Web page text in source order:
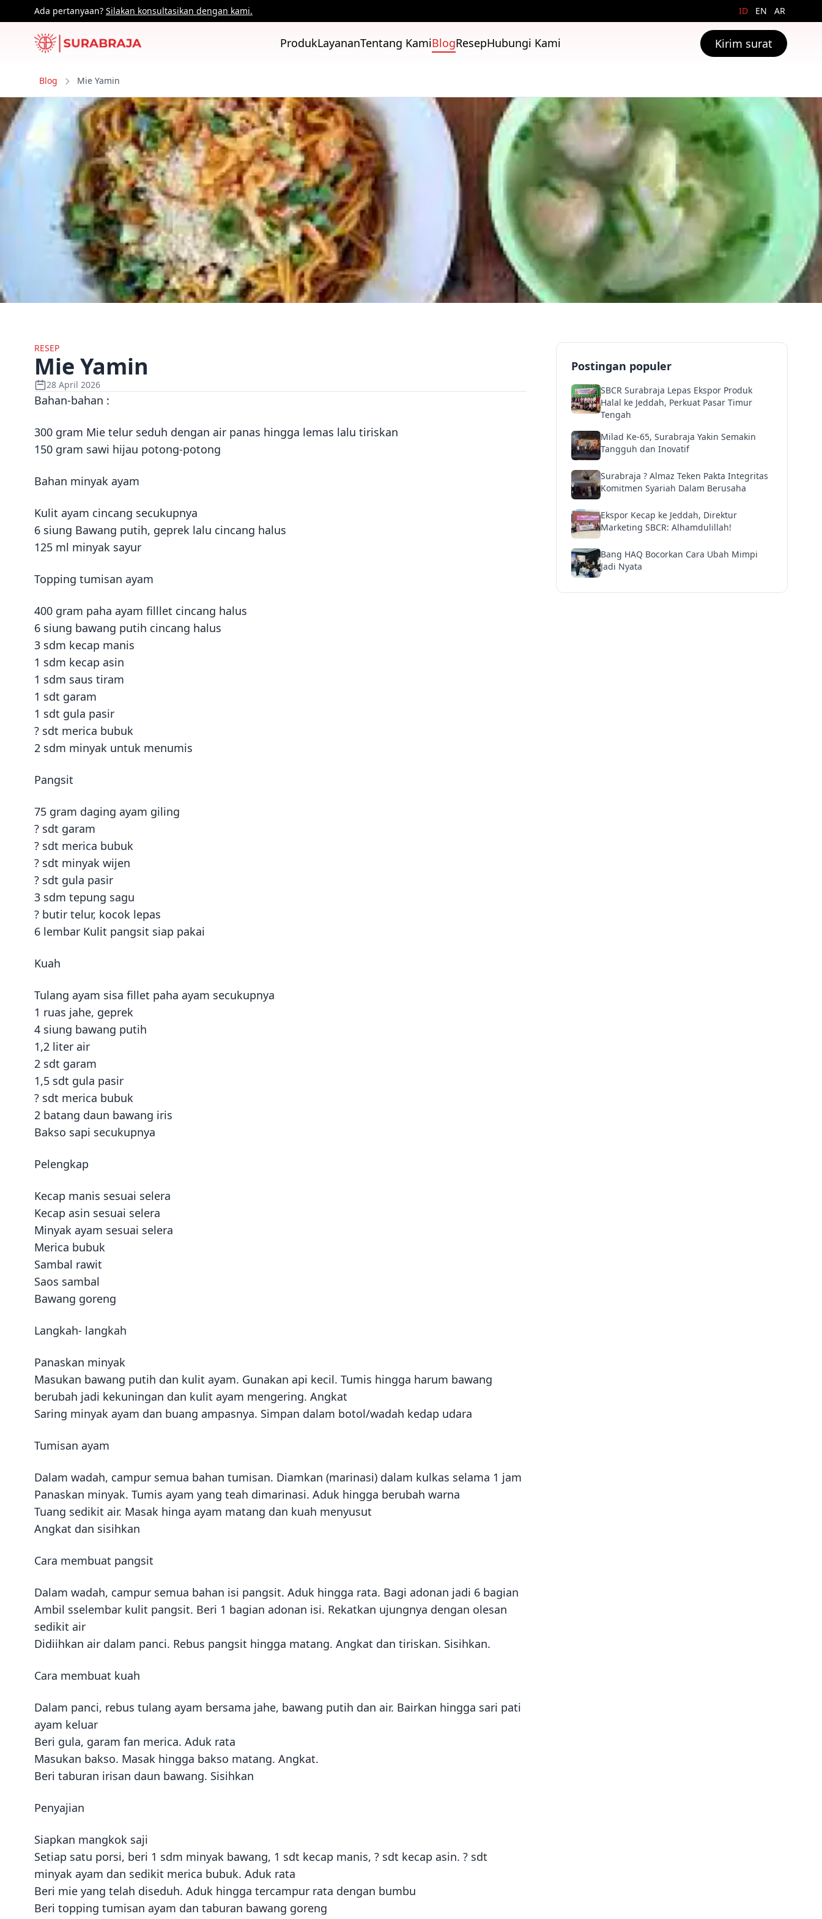
Ada pertanyaan? Silakan konsultasikan dengan kami. ID EN AR
ProdukLayananTentang KamiBlogResepHubungi Kami Kirim surat
Blog Mie Yamin
RESEP
Mie Yamin
28 April 2026
Bahan-bahan :
300 gram Mie telur seduh dengan air panas hingga lemas lalu tiriskan
150 gram sawi hijau potong-potong
Bahan minyak ayam
Kulit ayam cincang secukupnya
6 siung Bawang putih, geprek lalu cincang halus
125 ml minyak sayur
Topping tumisan ayam
400 gram paha ayam filllet cincang halus
6 siung bawang putih cincang halus
3 sdm kecap manis
1 sdm kecap asin
1 sdm saus tiram
1 sdt garam
1 sdt gula pasir
? sdt merica bubuk
2 sdm minyak untuk menumis
Pangsit
75 gram daging ayam giling
? sdt garam
? sdt merica bubuk
? sdt minyak wijen
? sdt gula pasir
3 sdm tepung sagu
? butir telur, kocok lepas
6 lembar Kulit pangsit siap pakai
Kuah
Tulang ayam sisa fillet paha ayam secukupnya
1 ruas jahe, geprek
4 siung bawang putih
1,2 liter air
2 sdt garam
1,5 sdt gula pasir
? sdt merica bubuk
2 batang daun bawang iris
Bakso sapi secukupnya
Pelengkap
Kecap manis sesuai selera
Kecap asin sesuai selera
Minyak ayam sesuai selera
Merica bubuk
Sambal rawit
Saos sambal
Bawang goreng
Langkah- langkah
Panaskan minyak
Masukan bawang putih dan kulit ayam. Gunakan api kecil. Tumis hingga harum bawang
berubah jadi kekuningan dan kulit ayam mengering. Angkat
Saring minyak ayam dan buang ampasnya. Simpan dalam botol/wadah kedap udara
Tumisan ayam
Dalam wadah, campur semua bahan tumisan. Diamkan (marinasi) dalam kulkas selama 1 jam
Panaskan minyak. Tumis ayam yang teah dimarinasi. Aduk hingga berubah warna
Tuang sedikit air. Masak hinga ayam matang dan kuah menyusut
Angkat dan sisihkan
Cara membuat pangsit
Dalam wadah, campur semua bahan isi pangsit. Aduk hingga rata. Bagi adonan jadi 6 bagian
Ambil sselembar kulit pangsit. Beri 1 bagian adonan isi. Rekatkan ujungnya dengan olesan
sedikit air
Didiihkan air dalam panci. Rebus pangsit hingga matang. Angkat dan tiriskan. Sisihkan.
Cara membuat kuah
Dalam panci, rebus tulang ayam bersama jahe, bawang putih dan air. Bairkan hingga sari pati
ayam keluar
Beri gula, garam fan merica. Aduk rata
Masukan bakso. Masak hingga bakso matang. Angkat.
Beri taburan irisan daun bawang. Sisihkan
Penyajian
Siapkan mangkok saji
Setiap satu porsi, beri 1 sdm minyak bawang, 1 sdt kecap manis, ? sdt kecap asin. ? sdt
minyak ayam dan sedikit merica bubuk. Aduk rata
Beri mie yang telah diseduh. Aduk hingga tercampur rata dengan bumbu
Beri topping tumisan ayam dan taburan bawang goreng
Postingan populer
SBCR Surabraja Lepas Ekspor Produk
Halal ke Jeddah, Perkuat Pasar Timur
Tengah
Milad Ke-65, Surabraja Yakin Semakin
Tangguh dan Inovatif
Surabraja ? Almaz Teken Pakta Integritas
Komitmen Syariah Dalam Berusaha
Ekspor Kecap ke Jeddah, Direktur
Marketing SBCR: Alhamdulillah!
Bang HAQ Bocorkan Cara Ubah Mimpi
Jadi Nyata